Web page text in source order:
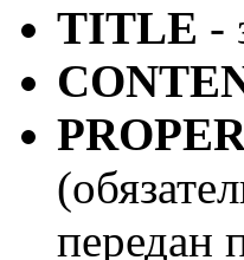
TITLE -
передан